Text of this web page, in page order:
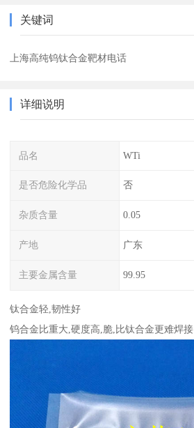
关键词
上海高纯钨钛合金靶材电话
详细说明
品名 WTi
是否危险化学品 否
杂质含量 0.05
产地 广东
主要金属含量 99.95
钛合金轻,韧性好
钨合金比重大,硬度高,脆,比钛合金更难焊接